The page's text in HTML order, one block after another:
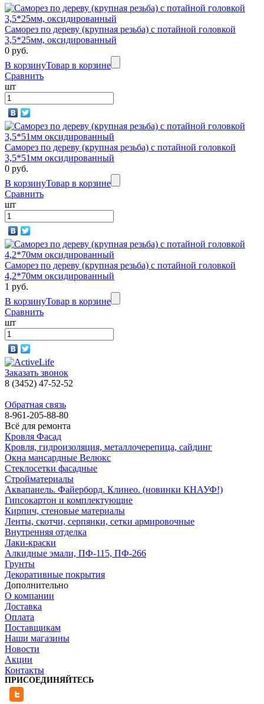
Саморез по дереву (крупная резьба) с потайной головкой
3,5*25мм, оксидированный
0 руб.
В корзинуТовар в корзине
Сравнить
шт
Саморез по дереву (крупная резьба) с потайной головкой
3,5*51мм оксидированный
0 руб.
В корзинуТовар в корзине
Сравнить
шт
Саморез по дереву (крупная резьба) с потайной головкой
4,2*70мм оксидированный
1 руб.
В корзинуТовар в корзине
Сравнить
шт
Заказать звонок
8 (3452) 47-52-52
Обратная связь
8-961-205-88-80
Всё для ремонта
Кровля Фасад
Кровля, гидроизоляция, металлочерепица, сайдинг
Окна мансардные Велюкс
Стеклосетки фасадные
Стройматериалы
Аквапанель. Файерборд. Клинео. (новинки КНАУФ!)
Гипсокартон и комплектующие
Кирпич, стеновые материалы
Ленты, скотчи, серпянки, сетки армировочные
Внутренняя отделка
Лаки-краски
Алкидные эмали, ПФ-115, ПФ-266
Грунты
Декоративные покрытия
Дополнительно
О компании
Доставка
Оплата
Поставщикам
Наши магазины
Новости
Акции
Контакты
ПРИСОЕДИНЯЙТЕСЬ